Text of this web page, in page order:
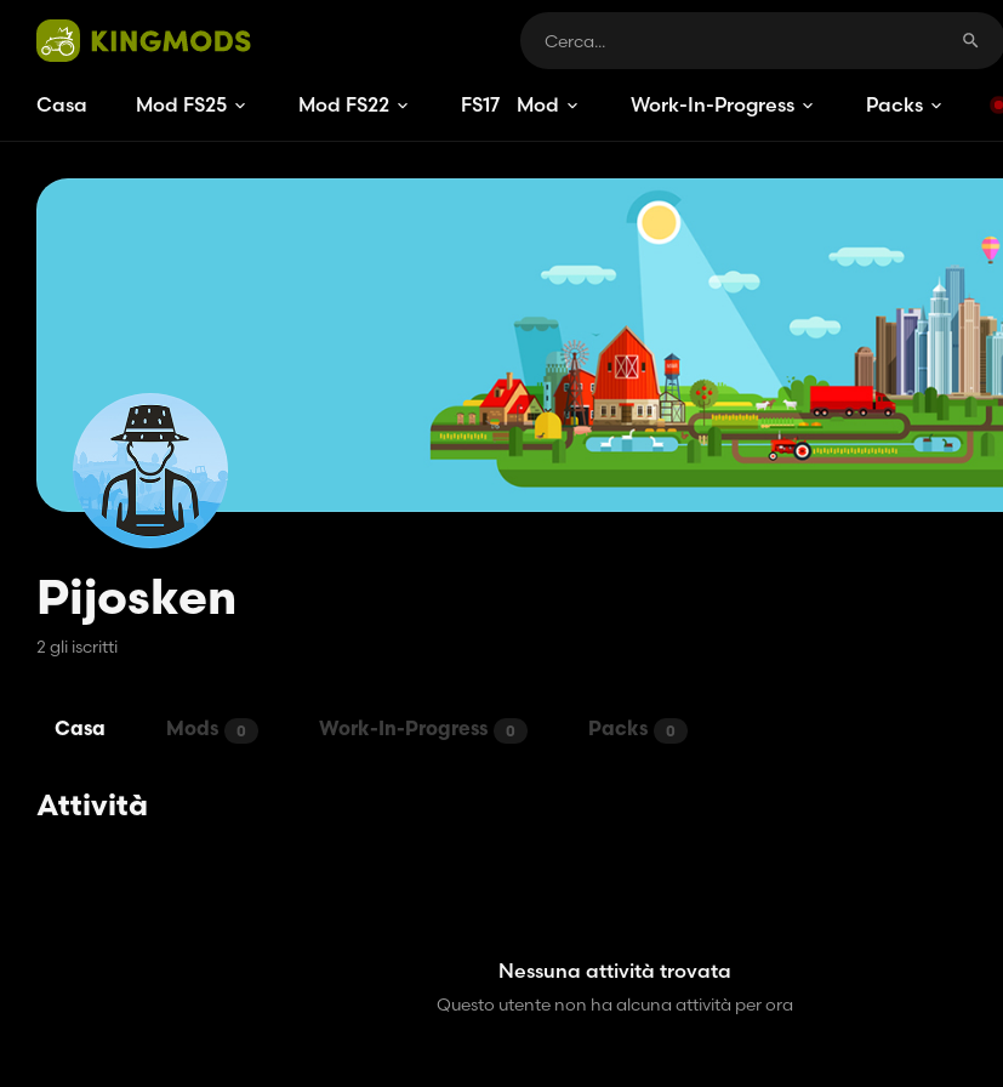
Casa Mod FS25 Mod FS22 FS17 Mod Work-In-Progress Packs
Pijosken
2 gli iscritti
Casa Mods 0 Work-In-Progress 0 Packs 0
Attività
Nessuna attività trovata
Questo utente non ha alcuna attività per ora